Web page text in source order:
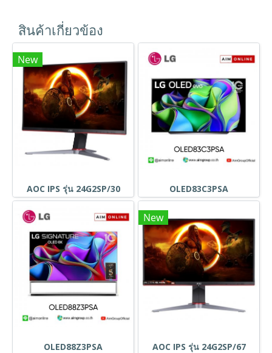
สินค้าเกี่ยวข้อง
New
AOC IPS รุ่น 24G2SP/30 OLED83C3PSA
OLED88Z3PSA
New
AOC IPS รุ่น 24G2SP/67